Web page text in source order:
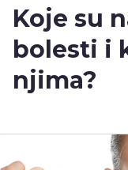
Koje su
bolesti i
njima?